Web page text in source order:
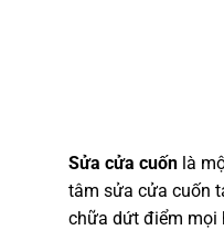
Sửa cửa cuốn là
tâm sửa cửa cuốn
chữa dứt điểm mọi